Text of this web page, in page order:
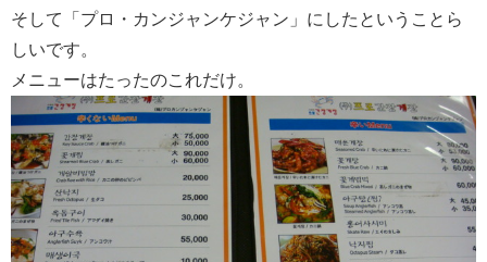
そして「プロ・カンジャンケジャン」にしたということら
しいです。
メニューはたったのこれだけ。